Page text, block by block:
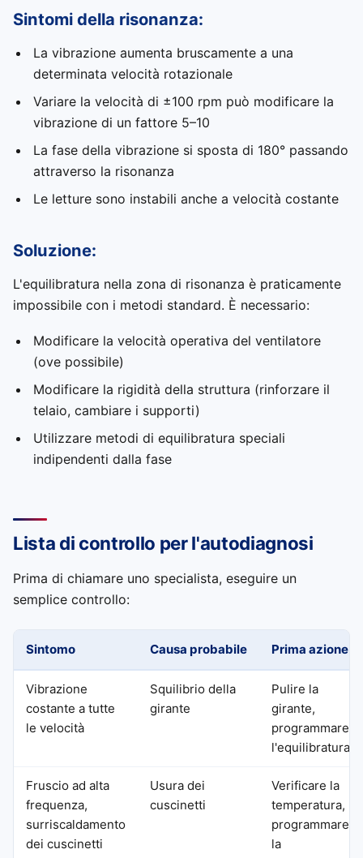
Sintomi della risonanza:
La vibrazione aumenta bruscamente a una
determinata velocità rotazionale
Variare la velocità di ±100 rpm può modificare la
vibrazione di un fattore 5–10
La fase della vibrazione si sposta di 180° passando
attraverso la risonanza
Le letture sono instabili anche a velocità costante
Soluzione:
L'equilibratura nella zona di risonanza è praticamente
impossibile con i metodi standard. È necessario:
Modificare la velocità operativa del ventilatore
(ove possibile)
Modificare la rigidità della struttura (rinforzare il
telaio, cambiare i supporti)
Utilizzare metodi di equilibratura speciali
indipendenti dalla fase
Lista di controllo per l'autodiagnosi
Prima di chiamare uno specialista, eseguire un
semplice controllo:
Sintomo Causa probabile Prima azione
Vibrazione
costante a tutte
le velocità
Squilibrio della
girante
Pulire la
girante,
programmare
l'equilibratura
Fruscio ad alta
frequenza,
surriscaldamento
dei cuscinetti
Usura dei
cuscinetti
Verificare la
temperatura,
programmare
la